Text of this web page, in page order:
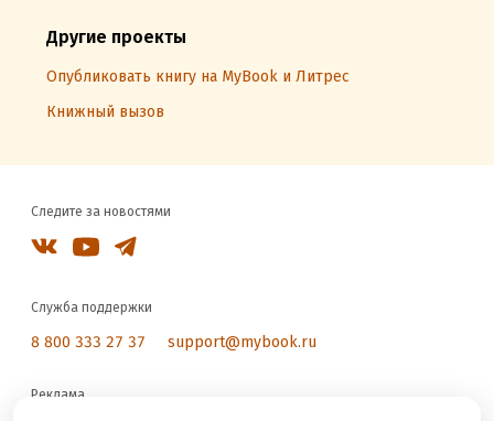
Другие проекты
Опубликовать книгу на MyBook и Литрес
Книжный вызов
Следите за новостями
Служба поддержки
8 800 333 27 37 support@mybook.ru
Реклама